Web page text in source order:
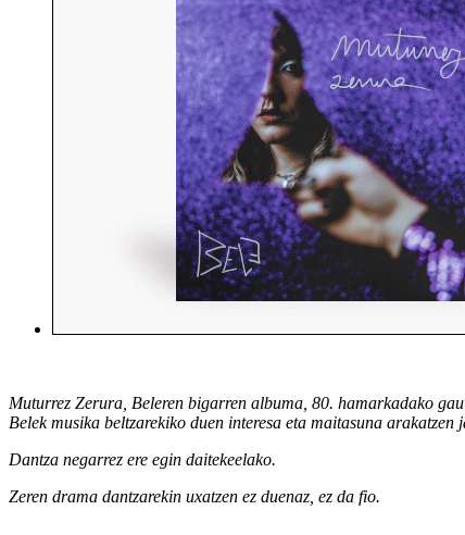
Muturrez Zerura, Beleren bigarren albuma, 80. hamarkadako
Belek musika beltzarekiko duen interesa eta maitasuna
Dantza negarrez ere egin daitekeelako.
Zeren drama dantzarekin uxatzen ez duenaz, ez da fio.